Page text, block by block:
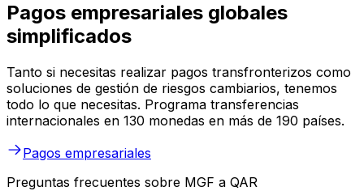
Pagos empresariales globales
simplificados
Tanto si necesitas realizar pagos transfronterizos como
soluciones de gestión de riesgos cambiarios, tenemos
todo lo que necesitas. Programa transferencias
internacionales en 130 monedas en más de 190 países.
Pagos empresariales
Preguntas frecuentes sobre MGF a QAR